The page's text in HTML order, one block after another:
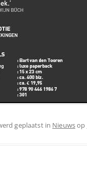
geplaatst in Nieuwsop